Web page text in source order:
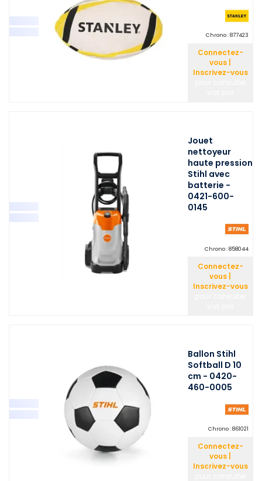
Chrono : 877423
Connectez-
vous |
Inscrivez-vous
Jouet
nettoyeur
haute pression
Stihl avec
batterie -
0421-600-
0145
Chrono : 858044
Connectez-
vous |
Inscrivez-vous
Ballon Stihl
Softball D 10
cm - 0420-
460-0005
Chrono : 861021
Connectez-
vous |
Inscrivez-vous